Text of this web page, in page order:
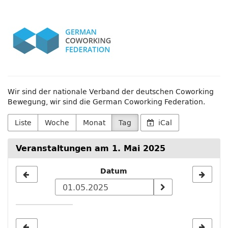
Inhalt
springen
German
Coworking
Federation
e.V.
Wir sind der nationale Verband der deutschen Coworking
Bewegung, wir sind die German Coworking Federation.
Liste
Woche Monat Tag iCal
Veranstaltungen am 1. Mai 2025
zur
Anzeige
Datum